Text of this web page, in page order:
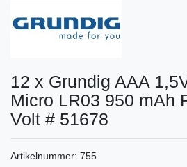
12 x Grundig AAA
Micro LR03 950 mAh
Volt # 51678
Artikelnummer: 755